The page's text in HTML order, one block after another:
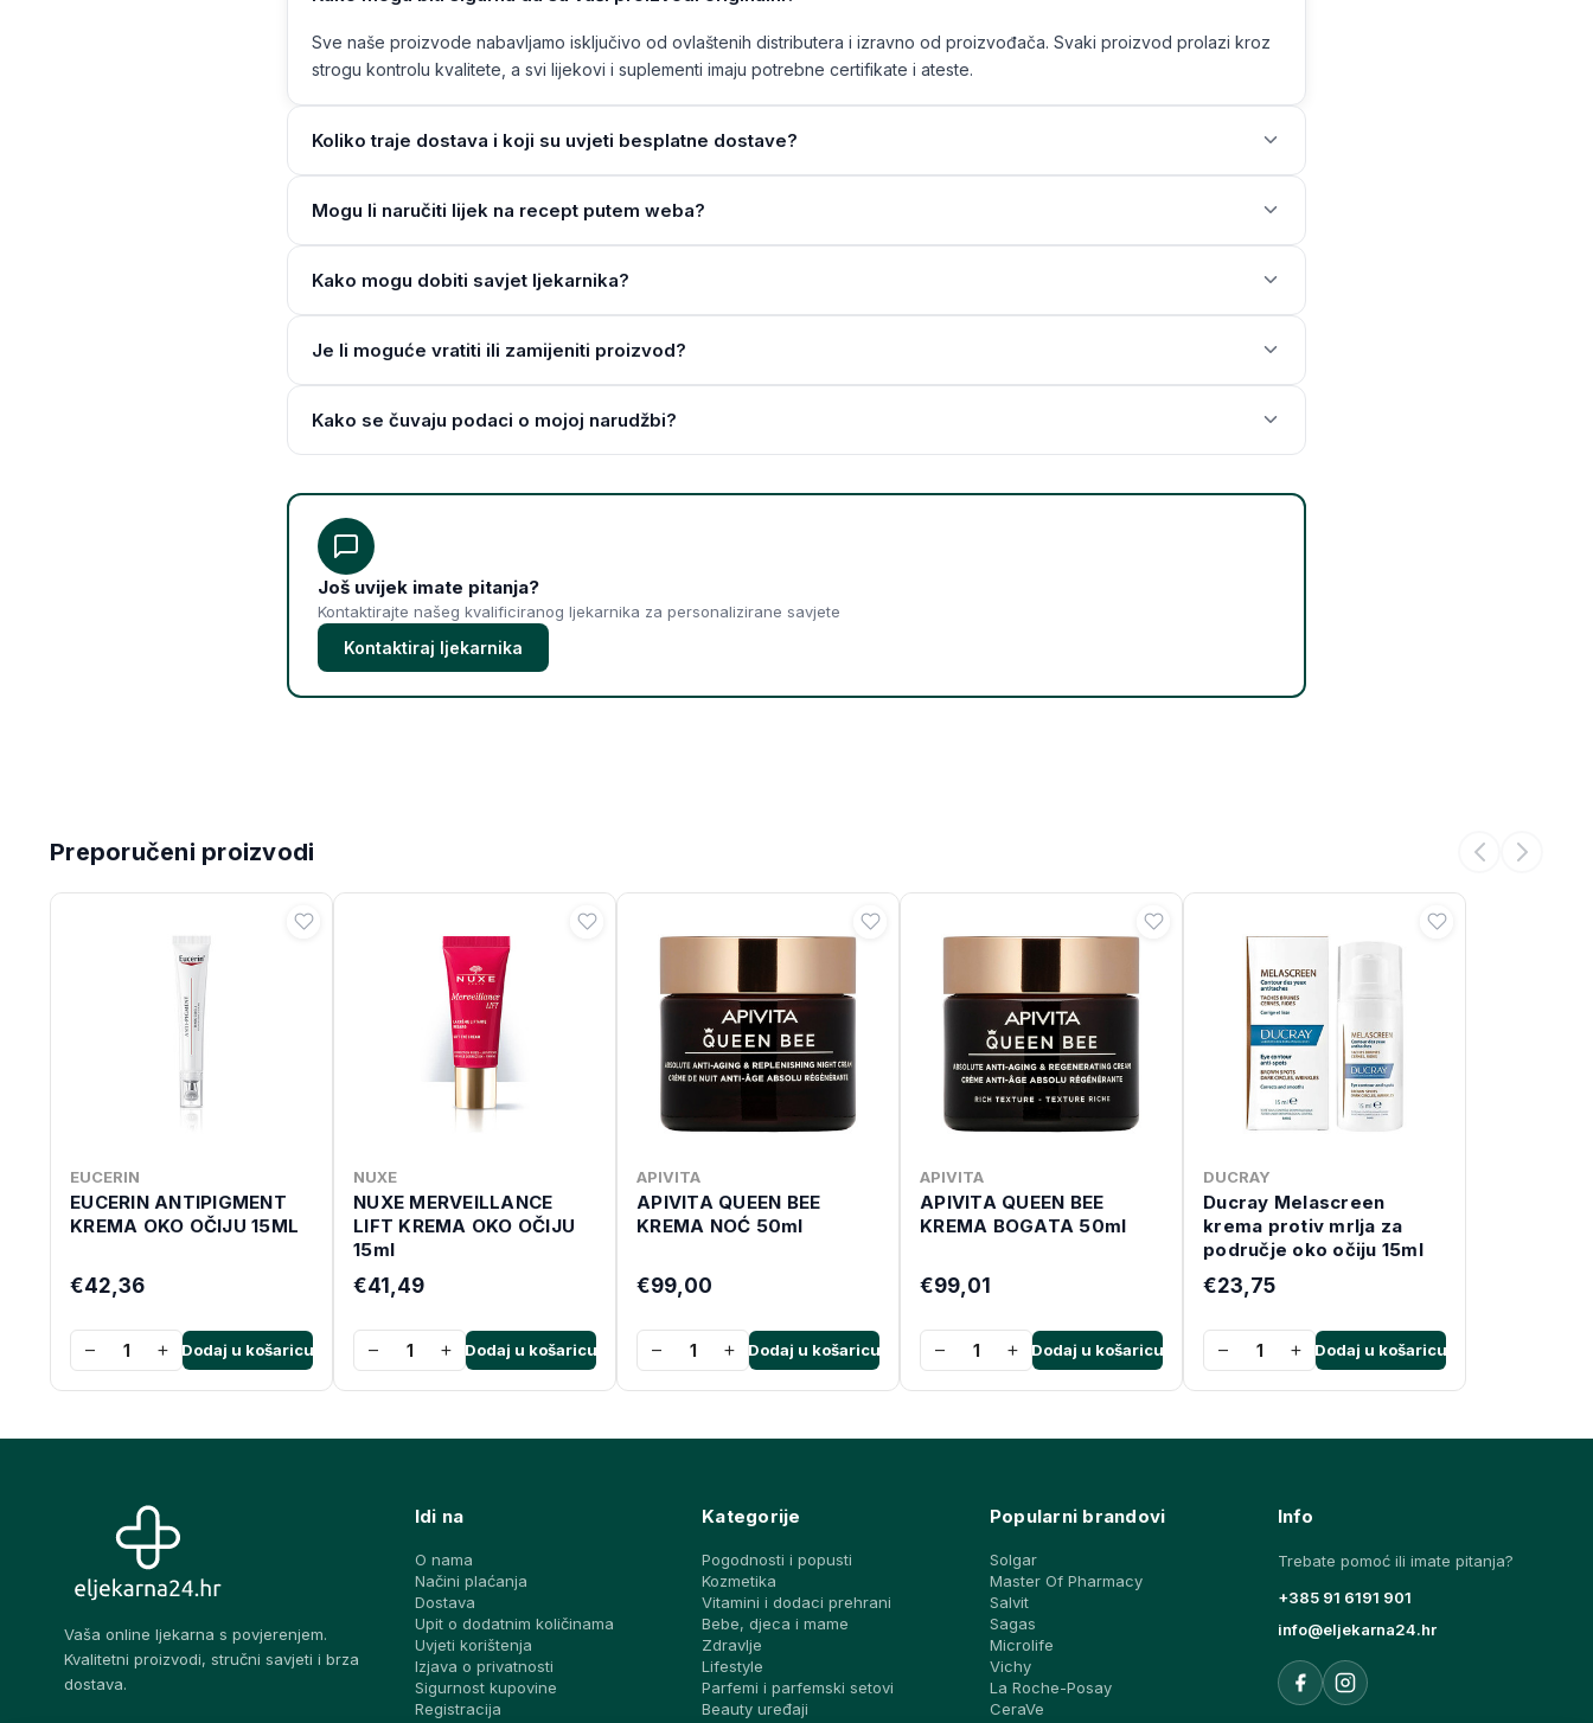
Sve naše proizvode nabavljamo isključivo od ovlaštenih distributera i izravno od proizvođača. Svaki proizvod prolazi kroz
strogu kontrolu kvalitete, a svi lijekovi i suplementi imaju potrebne certifikate i ateste.
Koliko traje dostava i koji su uvjeti besplatne dostave?
Mogu li naručiti lijek na recept putem weba?
Kako mogu dobiti savjet ljekarnika?
Je li moguće vratiti ili zamijeniti proizvod?
Kako se čuvaju podaci o mojoj narudžbi?
Još uvijek imate pitanja?
Kontaktirajte našeg kvalificiranog ljekarnika za personalizirane savjete
Kontaktiraj ljekarnika
Preporučeni proizvodi
EUCERIN
EUCERIN ANTIPIGMENT
KREMA OKO OČIJU 15ML
€42,36
− + Dodaj u košaricu
NUXE
NUXE MERVEILLANCE
LIFT KREMA OKO OČIJU
15ml
€41,49
− + Dodaj u košaricu
APIVITA
APIVITA QUEEN BEE
KREMA NOĆ 50ml
€99,00
− + Dodaj u košaricu
APIVITA
APIVITA QUEEN BEE
KREMA BOGATA 50ml
€99,01
− + Dodaj u košaricu
DUCRAY
Ducray Melascreen
krema protiv mrlja za
područje oko očiju 15ml
€23,75
− + Dodaj u košaricu
Vaša online ljekarna s povjerenjem.
Kvalitetni proizvodi, stručni savjeti i brza
dostava.
Idi na
O nama
Načini plaćanja
Dostava
Upit o dodatnim količinama
Uvjeti korištenja
Izjava o privatnosti
Sigurnost kupovine
Registracija
Kategorije
Pogodnosti i popusti
Kozmetika
Vitamini i dodaci prehrani
Bebe, djeca i mame
Zdravlje
Lifestyle
Parfemi i parfemski setovi
Beauty uređaji
Popularni brandovi
Solgar
Master Of Pharmacy
Salvit
Sagas
Microlife
Vichy
La Roche-Posay
CeraVe
Info
Trebate pomoć ili imate pitanja?
+385 91 6191 901
info@eljekarna24.hr